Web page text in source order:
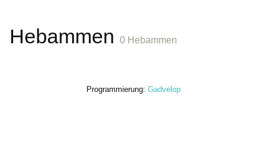
Hebammen 0 Hebammen
Programmierung: Gadvelop